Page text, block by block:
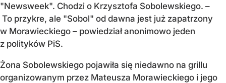
"Newsweek". Chodzi o Krzysztofa Sobolewskiego. –
To przykre, ale "Sobol" od dawna jest już zapatrzony
w Morawieckiego – powiedział anonimowo jeden
z polityków PiS.
Żona Sobolewskiego pojawiła się niedawno na grillu
organizowanym przez Mateusza Morawieckiego i jego